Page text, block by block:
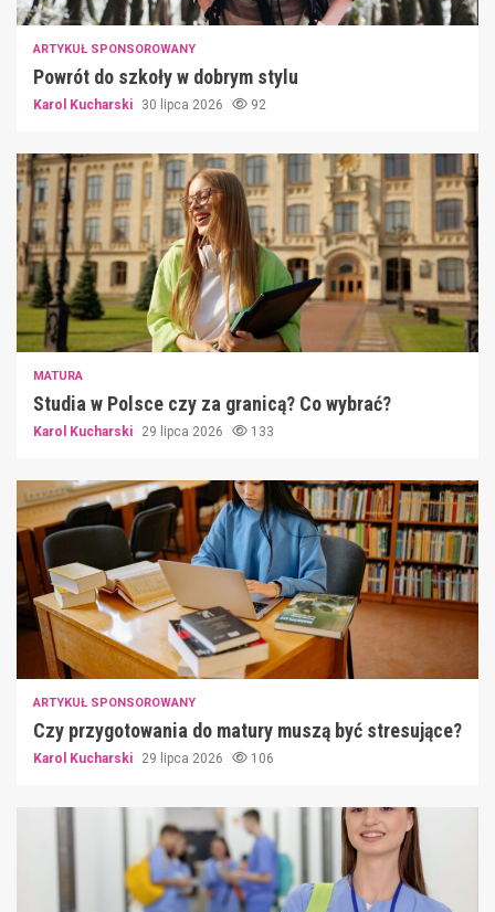
ARTYKUŁ SPONSOROWANY
Powrót do szkoły w dobrym stylu
Karol Kucharski 30 lipca 2026 92
MATURA
Studia w Polsce czy za granicą? Co wybrać?
Karol Kucharski 29 lipca 2026 133
ARTYKUŁ SPONSOROWANY
Czy przygotowania do matury muszą być stresujące?
Karol Kucharski 29 lipca 2026 106